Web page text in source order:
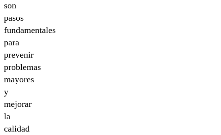
son
pasos
fundamentales
para
prevenir
problemas
mayores
y
mejorar
la
calidad